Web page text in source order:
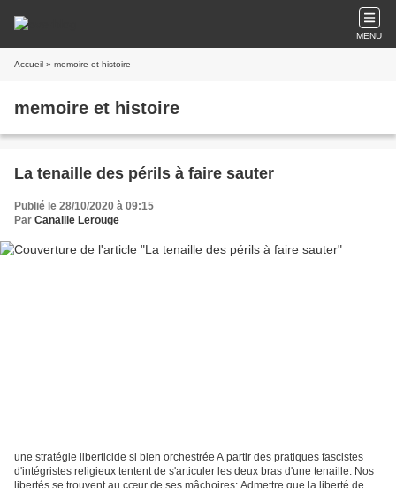
MENU
Accueil » memoire et histoire
memoire et histoire
La tenaille des périls à faire sauter
Publié le 28/10/2020 à 09:15
Par Canaille Lerouge
une stratégie liberticide si bien orchestrée A partir des pratiques fascistes
d'intégristes religieux tentent de s'articuler les deux bras d'une tenaille. Nos
libertés se trouvent au cœur de ses mâchoires: Admettre que la liberté de